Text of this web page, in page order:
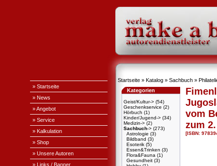
» Startseite
» News
» Angebot
» Service
» Kalkulation
» Shop
» Unsere Autoren
» Links / Banner
Startseite » Katalog » Sachbuch »
Kategorien
Geist/Kultur-> (54)
Geschenkservice (2)
Hörbuch (1)
Kinder/Jugend-> (34)
Medizin-> (2)
Sachbuch-> (273)
Astrologie (3)
Bildband (3)
Esoterik (5)
Essen&Trinken (3)
Flora&Fauna (1)
Gesundheit (3)
vom
zum
[ISBN: